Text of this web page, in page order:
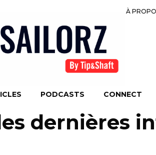
À
PODCASTS CONNECT
dernières